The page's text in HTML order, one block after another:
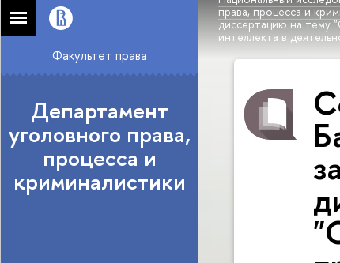
права, процесса и
диссертацию на тему
интеллекта в
Факультет права
Департамент
уголовного права,
процесса и
криминалистики